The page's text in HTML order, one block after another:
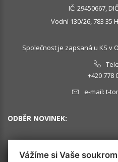
IČ: 29450667,
Vodní 130/26, 783 35
Společnost je zapsaná u KS v
+420 778
e-mail: t-
ODBĚR NOVINEK:
Vážíme si Vaše